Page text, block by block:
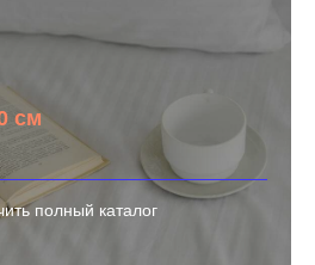
см
полный каталог